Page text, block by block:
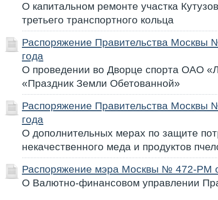
О капитальном ремонте участка
третьего транспортного кольца
Распоряжение Правительства Москвы
года
О проведении во Дворце спорта ОАО
«Праздник Земли Обетованной»
Распоряжение Правительства Москвы
года
О дополнительных мерах по защите
некачественного меда и продуктов
Распоряжение мэра Москвы № 472-РМ
О Валютно-финансовом управлении